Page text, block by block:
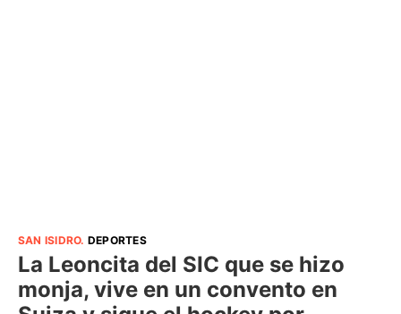
SAN ISIDRO. DEPORTES
La Leoncita del SIC que se hizo
monja, vive en un convento en